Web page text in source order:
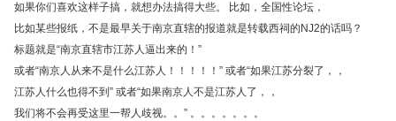
如果你们喜欢这样子搞，就想办法搞得大些。 比如，全国性论坛，
比如某些报纸，不是最早关于南京直辖的报道就是转载西祠的NJ2的话吗？
标题就是“南京直辖市江苏人逼出来的！”
或者“南京人从来不是什么江苏人！！！！！” 或者“如果江苏分裂了，，
江苏人什么也得不到” 或者“如果南京人不是江苏人了，，
我们将不会再受这里一帮人歧视。。” 。。。。。。。